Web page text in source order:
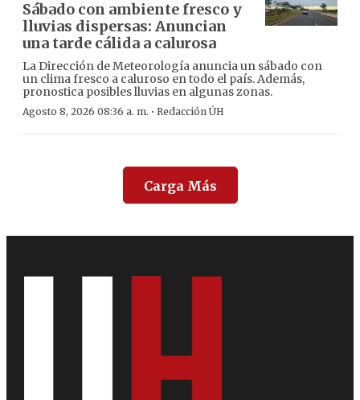
Sábado con ambiente fresco y
lluvias dispersas: Anuncian
una tarde cálida a calurosa
La Dirección de Meteorología anuncia un sábado con
un clima fresco a caluroso en todo el país. Además,
pronostica posibles lluvias en algunas zonas.
Agosto 8, 2026 08:36 a. m. · Redacción ÚH
Carga Más